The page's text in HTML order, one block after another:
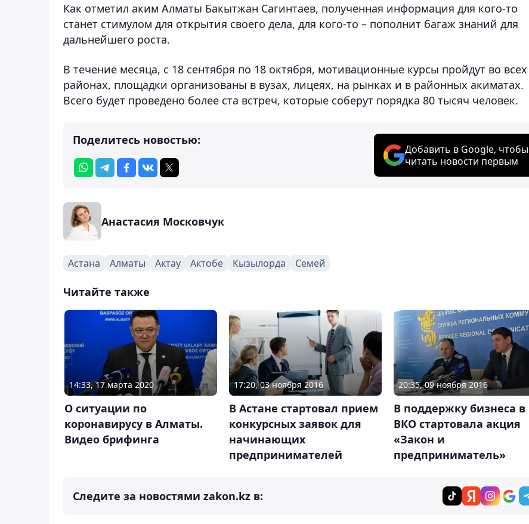
Как отметил аким Алматы Бакытжан Сагинтаев, полученная информация для кого-то
станет стимулом для открытия своего дела, для кого-то – пополнит багаж знаний для
дальнейшего роста.
В течение месяца, с 18 сентября по 18 октября, мотивационные курсы пройдут во всех
районах, площадки организованы в вузах, лицеях, на рынках и в районных акиматах.
Всего будет проведено более ста встреч, которые соберут порядка 80 тысяч человек.
Поделитесь новостью:
Добавить в Google, чтобы
читать новости первым
Анастасия Московчук
Астана Алматы Актау Актобе Кызылорда Семей
Читайте также
14:33, 17 марта 2020
О ситуации по
коронавирусу в Алматы.
Видео брифинга
17:20, 03 ноября 2016
В Астане стартовал прием
конкурсных заявок для
начинающих
предпринимателей
20:35, 09 ноября 2016
В поддержку бизнеса в
ВКО стартовала акция
«Закон и
предприниматель»
Следите за новостями zakon.kz в: